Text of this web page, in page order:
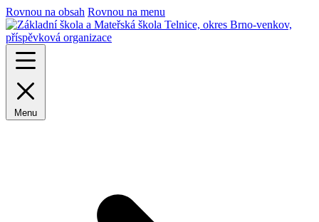
Rovnou na obsah Rovnou na menu
Menu